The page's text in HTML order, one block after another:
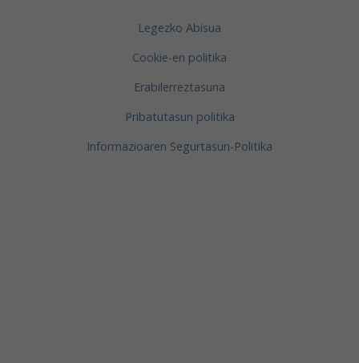
Legezko Abisua
Cookie-en politika
Erabilerreztasuna
Pribatutasun politika
Informazioaren Segurtasun-Politika